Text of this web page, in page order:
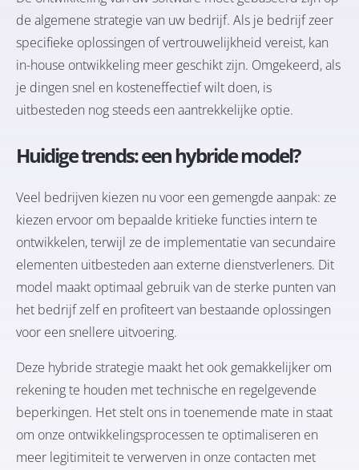
de algemene strategie van uw bedrijf. Als je bedrijf zeer
specifieke oplossingen of vertrouwelijkheid vereist, kan
in-house ontwikkeling meer geschikt zijn. Omgekeerd, als
je dingen snel en kosteneffectief wilt doen, is
uitbesteden nog steeds een aantrekkelijke optie.
Huidige trends: een hybride model?
Veel bedrijven kiezen nu voor een gemengde aanpak: ze
kiezen ervoor om bepaalde kritieke functies intern te
ontwikkelen, terwijl ze de implementatie van secundaire
elementen uitbesteden aan externe dienstverleners. Dit
model maakt optimaal gebruik van de sterke punten van
het bedrijf zelf en profiteert van bestaande oplossingen
voor een snellere uitvoering.
Deze hybride strategie maakt het ook gemakkelijker om
rekening te houden met technische en regelgevende
beperkingen. Het stelt ons in toenemende mate in staat
om onze ontwikkelingsprocessen te optimaliseren en
meer legitimiteit te verwerven in onze contacten met